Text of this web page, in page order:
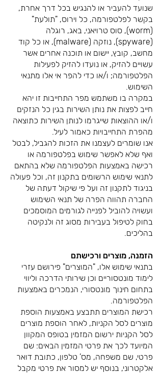
שנועד להעביר או להנגיש בכל דרך אחרת,
בקשר לפלטפורמה, כל וירוס, "תולעת"
(worm), סוס טרויאני, באג, רוגלה
(spyware), נוזקה (malware), או כל קוד
מחשב, קובץ, יישום או תוכנה אחרים אשר
עשויים להזיק, או נועדו להזיק לפעילות
הפלטפורמה; ו/או כדי להפר אי אלו מתנאי
השימוש.
במקרה בו משתמש מפר התחייבות זו יהא
חייב לפצות את נותן השירות בגין כל הנזקים
ו/או ההוצאות שייגרמו לנותן השירות כתוצאה
מהפרת התחייבויות כאמור לעיל.
אנו שומרים לעצמנו את הזכות להגביל, לבטל
ואף שלא לאפשר שימוש בפלטפורמה או
רכישה באמצעות הפלטפורמה שלא בהתאם
לתנאי שימוש הרשומים בתקנון זה, וכל פעולה
בניגוד לתקנון זה ועל פי שיקול דעתה של
החברה תהווה הפרה של תנאי השימוש
ועשויה להוביל לפנייה לגורמים המוסמכים
בחוק לטיפול בעבירות מסוג זה ולנקיטה
בהליכים.
הזמנה, מוצרים ורכישתם
בתנאי שימוש אלו, "המוצרים" פירושם עזרי
לימוד מונטסוריים וכן שירותי הדרכה וליווי
בתחום חינוך מונטסורי, הנמכרים באמצעות
הפלטפורמה.
רכישת המוצרים תתבצע באמצעות הוספת
מוצרים לסל הקניות, לאחר הוספת מוצרים
לסל הקניות ירשום המזמין בטופס המקוון
המיועד לכך את פרטי המזמין הבאים: שם
פרטי, שם משפחה, מס’ טלפון, כתובת דואר
אלקטרוני, בנוסף יש למסור את פרטי מקבל